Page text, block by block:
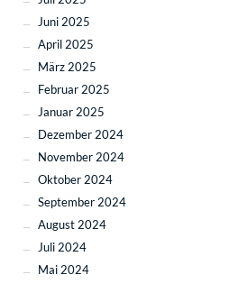
Juni 2025
April 2025
März 2025
Februar 2025
Januar 2025
Dezember 2024
November 2024
Oktober 2024
September 2024
August 2024
Juli 2024
Mai 2024